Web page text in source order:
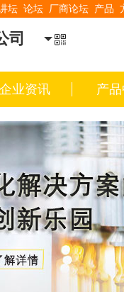
坛 论坛 厂商论坛 产品
司
企业资讯 产